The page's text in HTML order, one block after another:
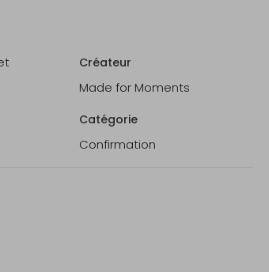
Créateur
Made for Moments
Catégorie
Confirmation